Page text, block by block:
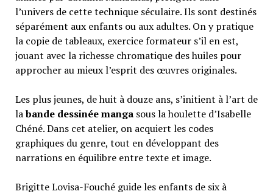
l’univers de cette technique séculaire. Ils sont destinés
séparément aux enfants ou aux adultes. On y pratique
la copie de tableaux, exercice formateur s’il en est,
jouant avec la richesse chromatique des huiles pour
approcher au mieux l’esprit des œuvres originales.
Les plus jeunes, de huit à douze ans, s’initient à l’art de
labande dessinée mangasous la houlette d’Isabelle
Chéné. Dans cet atelier, on acquiert les codes
graphiques du genre, tout en développant des
narrations en équilibre entre texte et image.
Brigitte Lovisa-Fouché guide les enfants de six à